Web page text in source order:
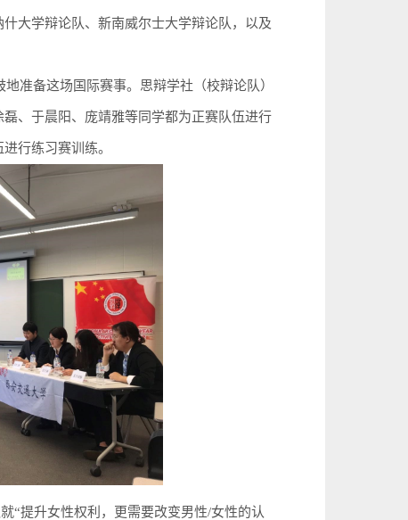
大学辩论队、新南威尔士大学辩论队，以及
准备这场国际赛事。思辩学社（校辩论队）
、于晨阳、庞靖雅等同学都为正赛队伍进行
行练习赛训练。
“提升女性权利，更需要改变男性/女性的认